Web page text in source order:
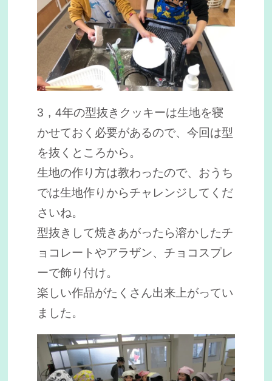
3，4年の型抜きクッキーは生地を寝
かせておく必要があるので、今回は型
を抜くところから。
生地の作り方は教わったので、おうち
では生地作りからチャレンジしてくだ
さいね。
型抜きして焼きあがったら溶かしたチ
ョコレートやアラザン、チョコスプレ
ーで飾り付け。
楽しい作品がたくさん出来上がってい
ました。